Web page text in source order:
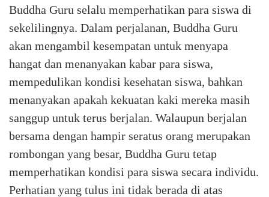
Buddha Guru selalu memperhatikan para siswa di
sekelilingnya. Dalam perjalanan, Buddha Guru
akan mengambil kesempatan untuk menyapa
hangat dan menanyakan kabar para siswa,
mempedulikan kondisi kesehatan siswa, bahkan
menanyakan apakah kekuatan kaki mereka masih
sanggup untuk terus berjalan. Walaupun berjalan
bersama dengan hampir seratus orang merupakan
rombongan yang besar, Buddha Guru tetap
memperhatikan kondisi para siswa secara individu.
Perhatian yang tulus ini tidak berada di atas